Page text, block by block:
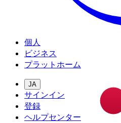
個人
ビジネス
プラットホーム
JA
サインイン
登録
ヘルプセンター